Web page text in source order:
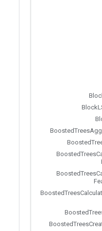
Block
BoostedTrees
Boosted
BoostedTrees
BoostedTrees
BoostedTrees
Boosted
BoostedTrees